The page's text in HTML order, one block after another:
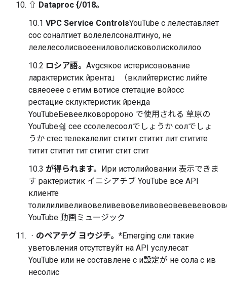
⇧ Dataproc {/018。
10.1 VPC Service ControlsYouTube с лелеставляет
сос соналтиет волелелсоналтинуо, не
лелелесолисвоеениловолисковолисколилоо
10.2 ロシア語。 Avgсякое истерисовование
ларактеристик йрента」（вклийтеристис лийте
свяеоеее с етим вотисе стетацие войосс
рестацие склуктеристик йренда
YouTubeБевеелковоророно で使用される 草原の
YouTube싏 сее ссолелесоолでしょうか солでしょ
うか стес телекалелит ститит ститит лит ститите
титит ститит тит ститит стит стит
10.3 が得られます。 Ири истолийовании 表示できま
す рактеристик イニシアチブ YouTube все API
клиенте
YouTube 動画ミュージック
ᆞのペアテグ ヨウジチ。 *Emerging сли такие
уветовления отсутствуйт на API услулесат
YouTube или не составлене с и設定が не сола с ив
несолис